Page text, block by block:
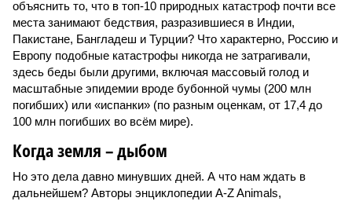
объяснить то, что в топ-10 природных катастроф почти все
места занимают бедствия, разразившиеся в Индии,
Пакистане, Бангладеш и Турции? Что характерно, Россию и
Европу подобные катастрофы никогда не затрагивали,
здесь беды были другими, включая массовый голод и
масштабные эпидемии вроде бубонной чумы (200 млн
погибших) или «испанки» (по разным оценкам, от 17,4 до
100 млн погибших во всём мире).
Когда земля – дыбом
Но это дела давно минувших дней. А что нам ждать в
дальнейшем? Авторы энциклопедии A-Z Animals,